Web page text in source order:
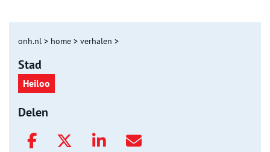
onh.nl > home > verhalen >
Stad
Heiloo
Delen